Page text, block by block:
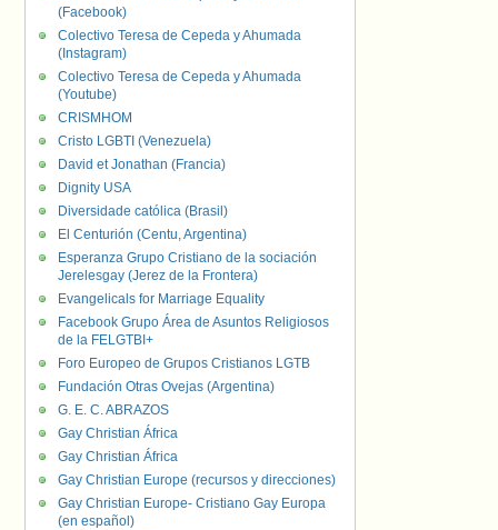
(Facebook)
Colectivo Teresa de Cepeda y Ahumada
(Instagram)
Colectivo Teresa de Cepeda y Ahumada
(Youtube)
CRISMHOM
Cristo LGBTI (Venezuela)
David et Jonathan (Francia)
Dignity USA
Diversidade católica (Brasil)
El Centurión (Centu, Argentina)
Esperanza Grupo Cristiano de la sociación
Jerelesgay (Jerez de la Frontera)
Evangelicals for Marriage Equality
Facebook Grupo Área de Asuntos Religiosos
de la FELGTBI+
Foro Europeo de Grupos Cristianos LGTB
Fundación Otras Ovejas (Argentina)
G. E. C. ABRAZOS
Gay Christian África
Gay Christian África
Gay Christian Europe (recursos y direcciones)
Gay Christian Europe- Cristiano Gay Europa
(en español)